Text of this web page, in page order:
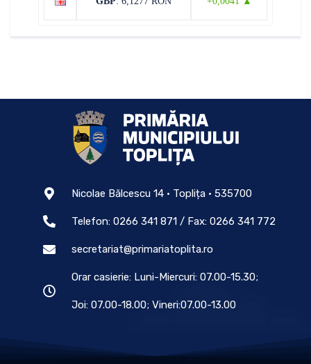
Nicolae Bălcescu 14 • Toplița • 535700
Telefon: 0266 341 871 / Fax: 0266 341 772
secretariat@primariatoplita.ro
Orar casierie: Luni-Miercuri: 07.00-15.30;
Joi: 07.00-18.00; Vineri:07.00-13.00